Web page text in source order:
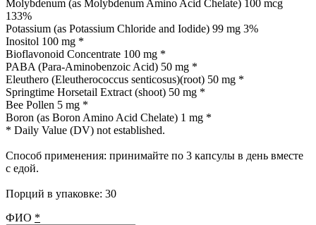
Molybdenum (as Molybdenum Amino Acid Chelate) 100 mcg
133%
Potassium (as Potassium Chloride and Iodide) 99 mg 3%
Inositol 100 mg *
Bioflavonoid Concentrate 100 mg *
PABA (Para-Aminobenzoic Acid) 50 mg *
Eleuthero (Eleutherococcus senticosus)(root) 50 mg *
Springtime Horsetail Extract (shoot) 50 mg *
Bee Pollen 5 mg *
Boron (as Boron Amino Acid Chelate) 1 mg *
* Daily Value (DV) not established.
Способ применения: принимайте по 3 капсулы в день вместе
с едой.
Порций в упаковке: 30
ФИО *